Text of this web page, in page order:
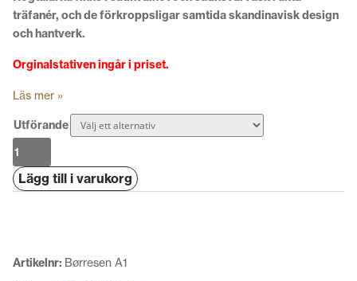
träfanér, och de förkroppsligar samtida skandinavisk design
och hantverk.
Orginalstativen ingår i priset.
Läs mer »
Utförande
Børresen
A1
mängd
Lägg till i varukorg
Artikelnr: Børresen A1